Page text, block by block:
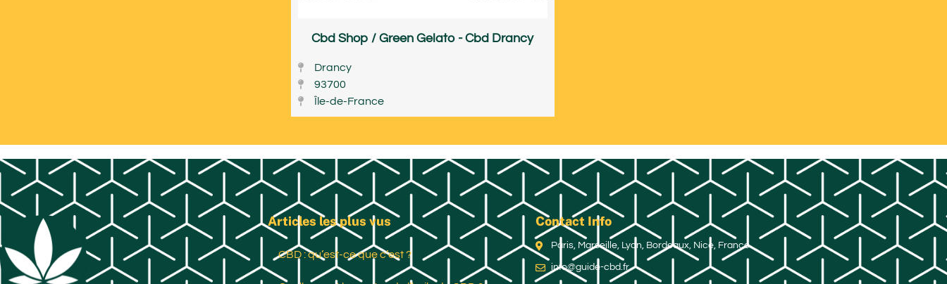
Cbd Shop / Green Gelato - Cbd Drancy
Drancy
93700
Île-de-France
Articles les plus vus
CBD : qu’est-ce que c’est ?
Contact Info
Paris, Marseille, Lyon, Bordeaux, Nice, France
info@guide-cbd.fr